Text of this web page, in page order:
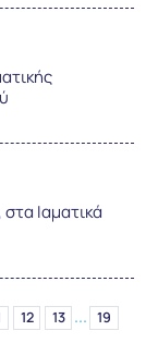
Ιαματικά
12 13 ... 19